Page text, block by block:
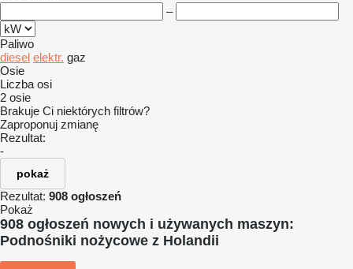
–
Paliwo
diesel elektr. gaz
Osie
Liczba osi
2 osie
Brakuje Ci niektórych filtrów?
Zaproponuj zmianę
Rezultat:
-
pokaż
Rezultat: 908 ogłoszeń
Pokaż
908 ogłoszeń nowych i używanych maszyn:
Podnośniki nożycowe z Holandii